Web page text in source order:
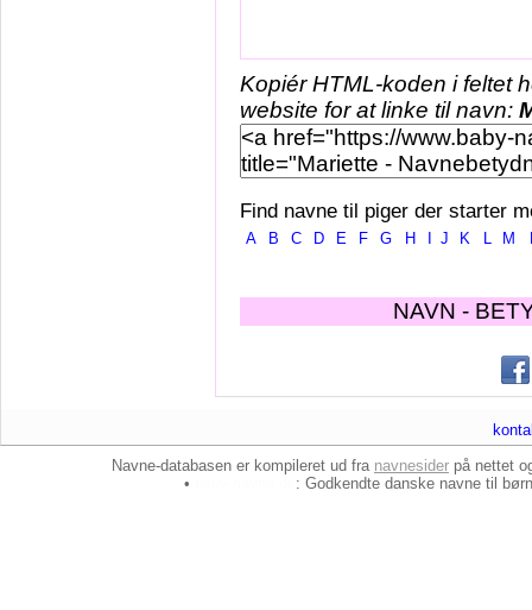
Kopiér HTML-koden i feltet
website for at linke til navn:
Find navne til piger der starter
A B C D E F G H J K L M
NAVN -
Navne-databasen er kompileret ud fra navnesider på nettet
•
: Godkendte danske navne til børn